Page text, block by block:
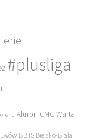
#plusliga
Aluron CMC Warta
BBTS Bielsko-Biała